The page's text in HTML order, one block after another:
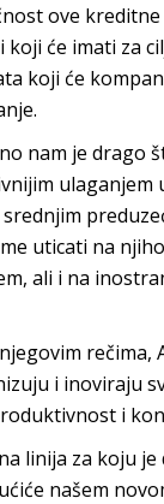
ove
koji će imati za
koji će
nam je drago
ulaganjem
srednjim
uticati na
ali i na
rečima,
i inoviraju
i
linija za koju
našem